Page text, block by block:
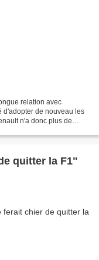
relation avec
d'adopter de nouveau les
n'a donc plus de
quitter la F1"